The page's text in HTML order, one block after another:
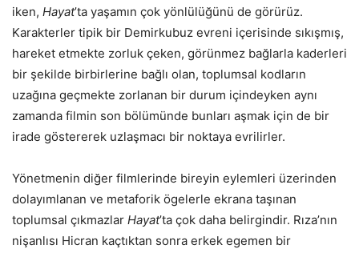
iken, Hayat’ta yaşamın çok yönlülüğünü de görürüz.
Karakterler tipik bir Demirkubuz evreni içerisinde sıkışmış,
hareket etmekte zorluk çeken, görünmez bağlarla kaderleri
bir şekilde birbirlerine bağlı olan, toplumsal kodların
uzağına geçmekte zorlanan bir durum içindeyken aynı
zamanda filmin son bölümünde bunları aşmak için de bir
irade göstererek uzlaşmacı bir noktaya evrilirler.
Yönetmenin diğer filmlerinde bireyin eylemleri üzerinden
dolayımlanan ve metaforik ögelerle ekrana taşınan
toplumsal çıkmazlar Hayat’ta çok daha belirgindir. Rıza’nın
nişanlısı Hicran kaçtıktan sonra erkek egemen bir